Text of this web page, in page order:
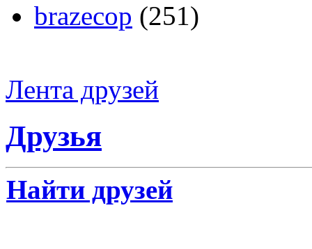
brazecop (251)
Лента друзей
Друзья
Найти друзей